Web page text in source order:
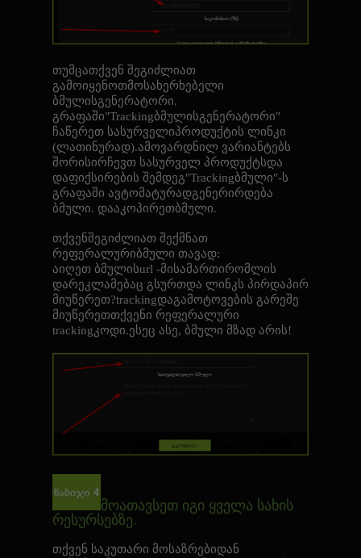
თუმცათქვენ შეგიძლიათ
გამოიყენოთმოსახერხებელი
ბმულისგენერატორი.
გრაფაში"Trackingბმულისგენერატორი"
ჩაწერეთ სასურველიპროდუქტის ლინკი
(ლათინურად).ამოვარდნილ ვარიანტებს
შორისირჩევთ სასურველ პროდუქტსდა
დაფიქსირების შემდეგ"Trackingბმული"-ს
გრაფაში ავტომატურადგენერირდება
ბმული. დააკოპირეთბმული.
თქვენშეგიძლიათ შექმნათ
რეფერალურიბმული თავად:
აიღეთ ბმულისurl -მისამართირომლის
დარეკლამებაც გსურთდა ლინკს პირდაპირ
მიუწერეთ?trackingდაგამოტოვების გარეშე
მიუწერეთთქვენი რეფერალური
trackingკოდი.ესეც ასე, ბმული მზად არის!
მოათავსეთ იგი ყველა სახის
რესურსებზე.
თქვენ საკუთარი მოსაზრებიდან